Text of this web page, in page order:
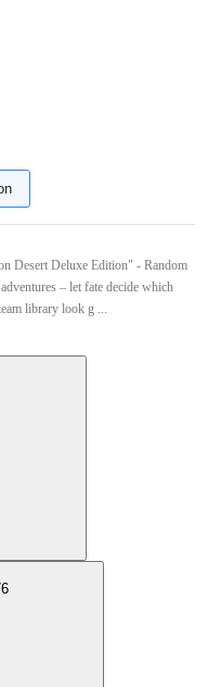
Desert Deluxe Edition" - Random
– let fate decide which
library look g ...